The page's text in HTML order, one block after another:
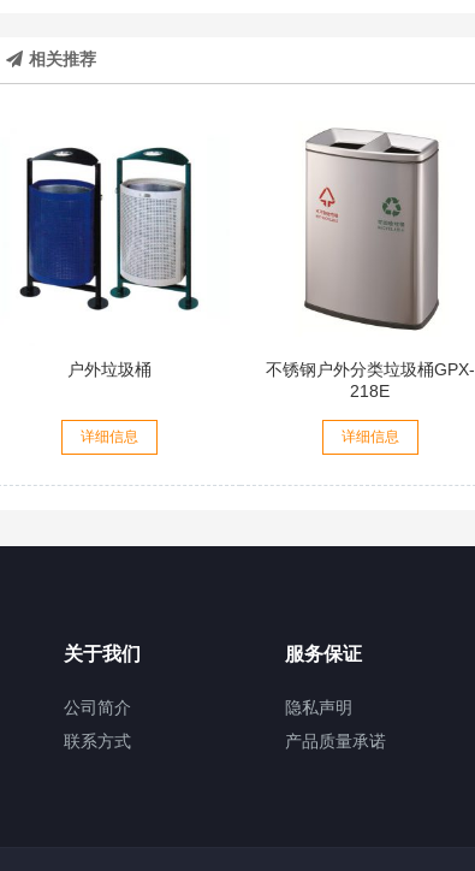
相关推荐
户外垃圾桶
详细信息
不锈钢户外分类垃圾桶GPX-
218E
详细信息
关于我们
公司简介
联系方式
服务保证
隐私声明
产品质量承诺